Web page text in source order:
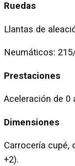
Ruedas
Llantas de
Neumáticos:
Prestaciones
Aceleración de 0
Dimensiones
Carrocería cupé,
+2).